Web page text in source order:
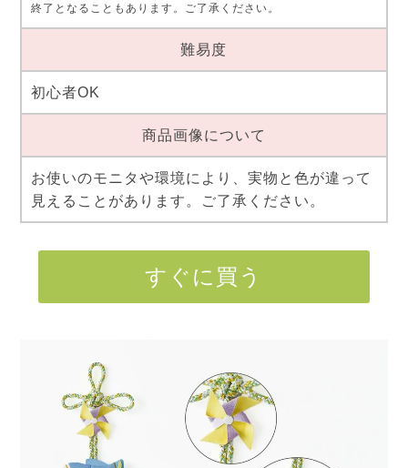
終了となることもあります。ご了承ください。
難易度
初心者OK
商品画像について
お使いのモニタや環境により、実物と色が違って
見えることがあります。ご了承ください。
すぐに買う